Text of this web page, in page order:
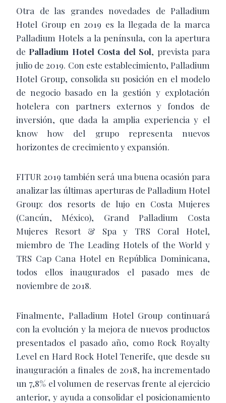
Otra de las grandes novedades de Palladium
Hotel Group en 2019 es la llegada de la marca
Palladium Hotels a la península, con la apertura
de Palladium Hotel Costa del Sol, prevista para
julio de 2019. Con este establecimiento, Palladium
Hotel Group, consolida su posición en el modelo
de negocio basado en la gestión y explotación
hotelera con partners externos y fondos de
inversión, que dada la amplia experiencia y el
know how del grupo representa nuevos
horizontes de crecimiento y expansión.
FITUR 2019 también será una buena ocasión para
analizar las últimas aperturas de Palladium Hotel
Group: dos resorts de lujo en Costa Mujeres
(Cancún, México), Grand Palladium Costa
Mujeres Resort & Spa y TRS Coral Hotel,
miembro de The Leading Hotels of the World y
TRS Cap Cana Hotel en República Dominicana,
todos ellos inaugurados el pasado mes de
noviembre de 2018.
Finalmente, Palladium Hotel Group continuará
con la evolución y la mejora de nuevos productos
presentados el pasado año, como Rock Royalty
Level en Hard Rock Hotel Tenerife, que desde su
inauguración a finales de 2018, ha incrementado
un 7,8% el volumen de reservas frente al ejercicio
anterior, y ayuda a consolidar el posicionamiento